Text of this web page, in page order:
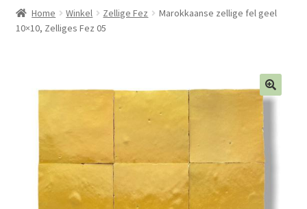
Mozaïekvellen
Home Winkel Zellige Fez
Marokkaanse zellige fel geel
10×10, Zelliges Fez 05